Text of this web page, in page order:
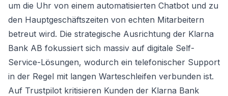
um die Uhr von einem automatisierten Chatbot und zu
den Hauptgeschäftszeiten von echten Mitarbeitern
betreut wird. Die strategische Ausrichtung der Klarna
Bank AB fokussiert sich massiv auf digitale Self-
Service-Lösungen, wodurch ein telefonischer Support
in der Regel mit langen Warteschleifen verbunden ist.
Auf Trustpilot kritisieren Kunden der Klarna Bank